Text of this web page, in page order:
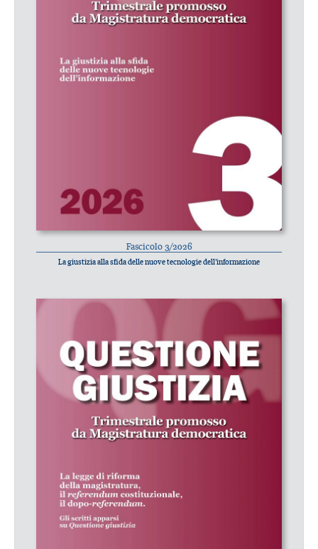
Fascicolo 3/2026
La giustizia alla sfida delle nuove tecnologie dell’informazione